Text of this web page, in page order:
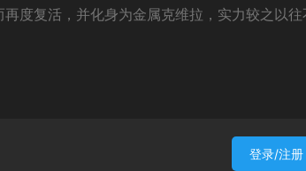
度复活，并化身为金属克维拉，实力较之以往
登录/注册